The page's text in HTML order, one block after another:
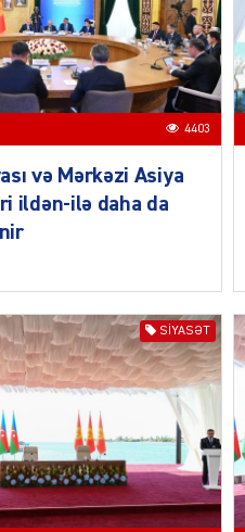
4403
və Mərkəzi Asiya
ildən-ilə daha da
SIYASƏT